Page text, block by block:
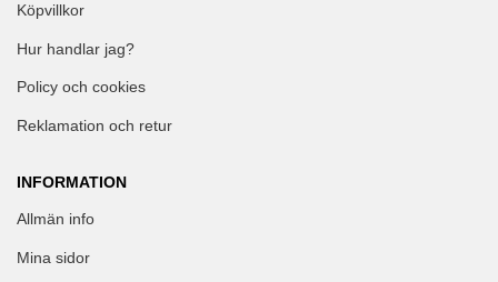
Köpvillkor
Hur handlar jag?
Policy och cookies
Reklamation och retur
INFORMATION
Allmän info
Mina sidor